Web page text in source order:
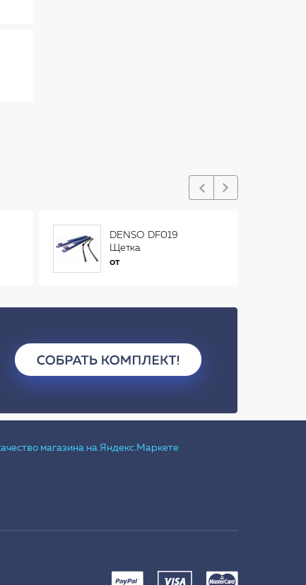
DENSO DF019
Щетка
стеклоочистителя
от